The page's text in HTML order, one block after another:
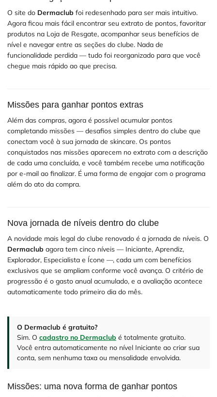
O site do Dermaclub foi redesenhado para ser mais intuitivo.
Agora ficou mais fácil encontrar seu extrato de pontos, favoritar
produtos na Loja de Resgate, acompanhar seus benefícios de
nível e navegar entre as seções do clube. Nada de
funcionalidade perdida — tudo foi reorganizado para que você
chegue mais rápido ao que precisa.
Missões para ganhar pontos extras
Além das compras, agora é possível acumular pontos
completando missões — desafios simples dentro do clube que
conectam você à sua jornada de skincare. Os pontos
conquistados nas missões aparecem no extrato com a descrição
de cada uma concluída, e você também recebe uma notificação
por e-mail ao finalizar. É uma forma de engajar com o programa
além do ato da compra.
Nova jornada de níveis dentro do clube
A novidade mais legal do clube renovado é a jornada de níveis. O
Dermaclub agora tem cinco níveis — Iniciante, Aprendiz,
Explorador, Especialista e Ícone —, cada um com benefícios
exclusivos que se ampliam conforme você avança. O critério de
progressão é o gasto anual acumulado, e a avaliação acontece
automaticamente todo primeiro dia do mês.
O Dermaclub é gratuito?
Sim. O cadastro no Dermaclub é totalmente gratuito.
Você entra automaticamente no nível Iniciante ao criar sua
conta, sem nenhuma taxa ou mensalidade envolvida.
Missões: uma nova forma de ganhar pontos